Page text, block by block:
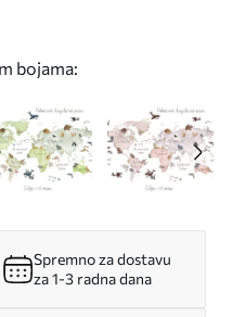
br.
bojama:
Spremno za dostavu
za 1-3 radna dana